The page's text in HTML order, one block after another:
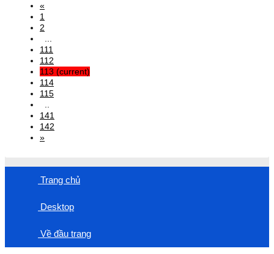
«
1
2
...
111
112
113 (current)
114
115
..
141
142
»
Trang chủ
Desktop
Về đầu trang